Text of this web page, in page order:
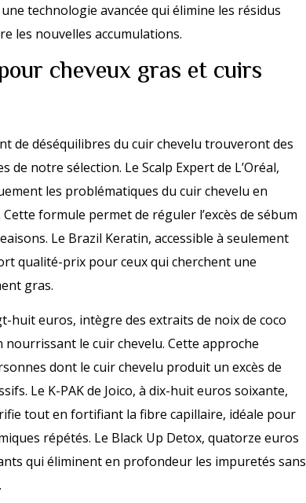
technologie avancée qui élimine les résidus
les nouvelles accumulations.
cheveux gras et cuirs
de déséquilibres du cuir chevelu trouveront des
notre sélection. Le Scalp Expert de L’Oréal,
les problématiques du cuir chevelu en
formule permet de réguler l’excès de sébum
Le Brazil Keratin, accessible à seulement
qualité-prix pour ceux qui cherchent une
gras.
huit euros, intègre des extraits de noix de coco
le cuir chevelu. Cette approche
dont le cuir chevelu produit un excès de
Le K-PAK de Joico, à dix-huit euros soixante,
tout en fortifiant la fibre capillaire, idéale pour
répétés. Le Black Up Detox, quatorze euros
qui éliminent en profondeur les impuretés sans